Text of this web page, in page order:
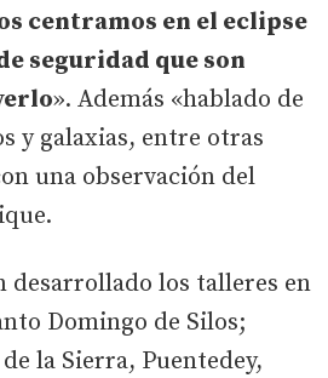
centramos en el eclipse
seguridad que son
». Además «hablado de
y galaxias, entre otras
una observación del
desarrollado los talleres en
Domingo de Silos;
la Sierra, Puentedey,